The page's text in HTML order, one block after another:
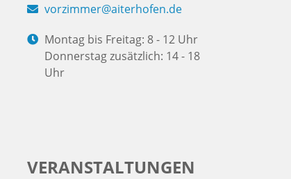
vorzimmer@aiterhofen.de
Montag bis Freitag: 8 - 12 Uhr
Donnerstag zusätzlich: 14 - 18
Uhr
VERANSTALTUNGEN